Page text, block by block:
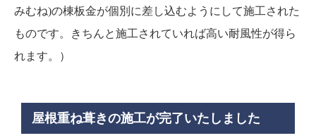
みむね)の棟板金が個別に差し込むようにして施工された
ものです。きちんと施工されていれば高い耐風性が得ら
れます。）
屋根重ね葺きの施工が完了いたしました